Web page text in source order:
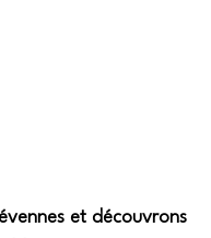
et découvrons